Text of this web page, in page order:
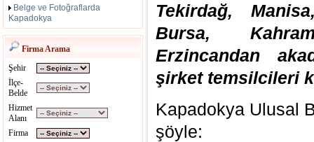
Belge ve Fotoğraflarda
Kapadokya
Firma Arama
Şehir
İlçe-
Belde
Hizmet
Alanı
Firma
Tekirdağ,
Bursa,
Erzincandan
şirket temsilcileri
Kapadokya Ulusal
şöyle: